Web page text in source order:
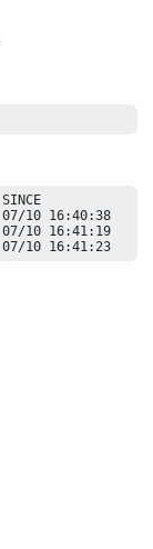
10 16:40:38
10 16:41:19